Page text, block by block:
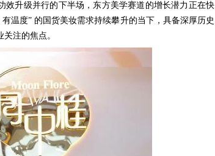
效升级并行的下半场，东方美学赛道的增长潜力正在快
温度” 的国货美妆需求持续攀升的当下，具备深厚历史
注的焦点。